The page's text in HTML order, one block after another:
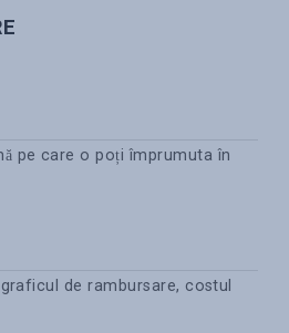
pe care o poți împrumuta în
de rambursare, costul